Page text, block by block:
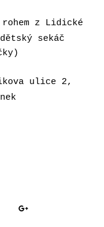
z Lidické
sekáč
ulice 2,